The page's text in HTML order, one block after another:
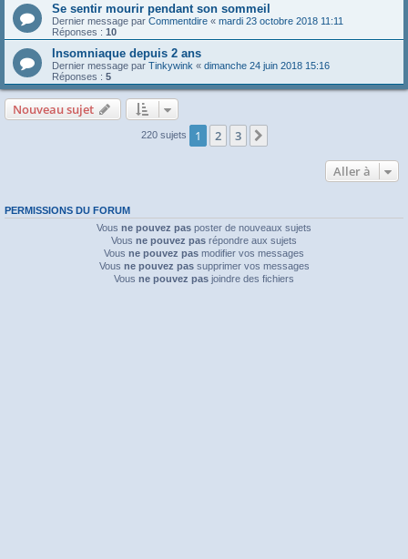
Se sentir mourir pendant son sommeil
Dernier message par Commentdire « mardi 23 octobre 2018 11:11
Réponses : 10
Insomniaque depuis 2 ans
Dernier message par Tinkywink « dimanche 24 juin 2018 15:16
Réponses : 5
Nouveau sujet
220 sujets 1 2 3
Aller à
PERMISSIONS DU FORUM
Vous ne pouvez pas poster de nouveaux sujets
Vous ne pouvez pas répondre aux sujets
Vous ne pouvez pas modifier vos messages
Vous ne pouvez passupprimer vos messages
Vous ne pouvez pas joindre des fichiers